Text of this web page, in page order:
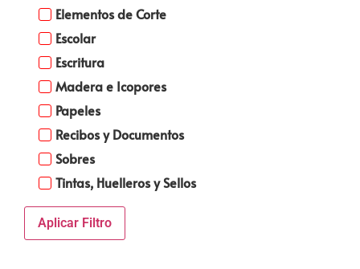
Elementos de Corte
Escolar
Escritura
Madera e Icopores
Papeles
Recibos y Documentos
Sobres
Tintas, Huelleros y Sellos
Aplicar Filtro